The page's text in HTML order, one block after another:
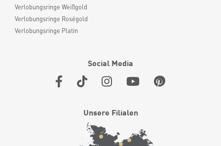
Verlobungsringe Weißgold
Verlobungsringe Roségold
Verlobungsringe Platin
Social Media
Unsere Filialen